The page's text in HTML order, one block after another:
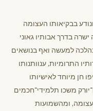
בבקיאותו העצומה
בדרך אבותיו גאוני
למעשה ואף בנושאים
התרומיות, ענוותנותו
חן מיוחד לאישיותו
משכו תלמידי־חכמים
ומהשמועות